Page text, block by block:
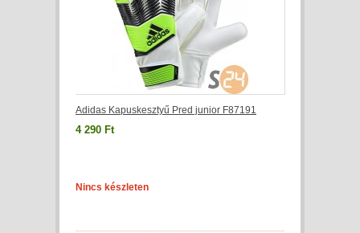
Adidas Kapuskesztyű Pred junior F87191
4 290 Ft
Nincs készleten